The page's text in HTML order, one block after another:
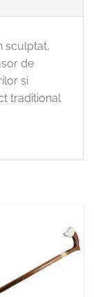
sculptat,
de
si
traditional